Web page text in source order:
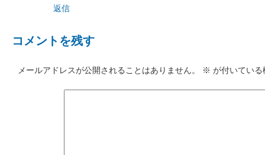
返信
コメントを残す
メールアドレスが公開されることはありません。 ※ が付いてい